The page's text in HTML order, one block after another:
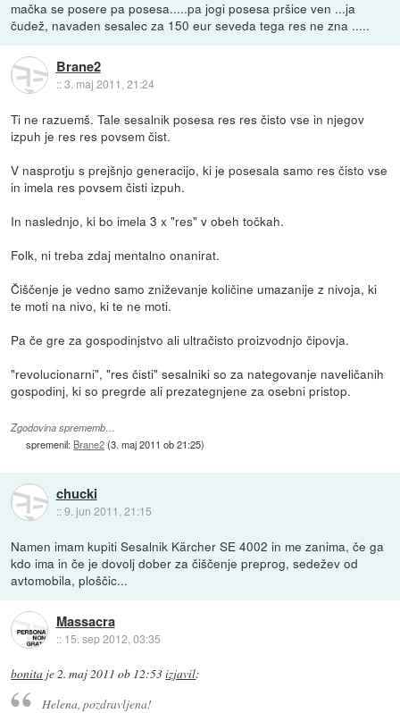
mačka se posere pa posesa.....pa jogi posesa pršice ven ...ja
čudež, navaden sesalec za 150 eur seveda tega res ne zna .....
Brane2
::3. maj 2011, 21:24
Ti ne razuemš. Tale sesalnik posesa res res čisto vse in njegov
izpuh je res res povsem čist.
V nasprotju s prejšnjo generacijo, ki je posesala samo res čisto vse
in imela res povsem čisti izpuh.
In naslednjo, ki bo imela 3 x "res" v obeh točkah.
Folk, ni treba zdaj mentalno onanirat.
Čiščenje je vedno samo zniževanje količine umazanije z nivoja, ki
te moti na nivo, ki te ne moti.
Pa če gre za gospodinjstvo ali ultračisto proizvodnjo čipovja.
"revolucionarni", "res čisti" sesalniki so za nategovanje naveličanih
gospodinj, ki so pregrde ali prezategnjene za osebni pristop.
Zgodovina sprememb…
spremenil: Brane2(3. maj 2011 ob 21:25)
chucki
::9. jun 2011, 21:15
Namen imam kupiti Sesalnik Kärcher SE 4002 in me zanima, če ga
kdo ima in če je dovolj dober za čiščenje preprog, sedežev od
avtomobila, ploščic...
Massacra
:: 15. sep 2012, 03:35
bonita je2. maj 2011 ob 12:53izjavil:
Helena, pozdravljena!